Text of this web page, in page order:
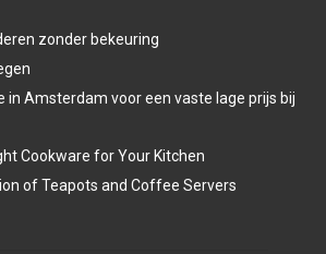
zonder bekeuring
in Amsterdam voor een vaste lage prijs bij
Cookware for Your Kitchen
of Teapots and Coffee Servers